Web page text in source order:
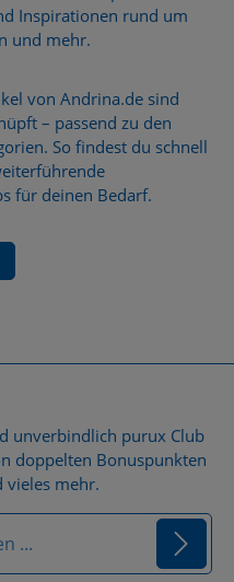
Inspirationen rund um
und mehr.
von Andrina.de sind
– passend zu den
So findest du schnell
für deinen Bedarf.
unverbindlich purux Club
doppelten Bonuspunkten
vieles mehr.